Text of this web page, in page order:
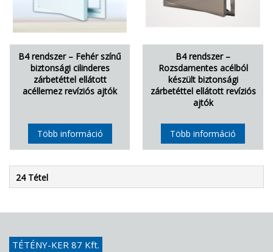
B4 rendszer – Fehér színű
biztonsági cilinderes
zárbetéttel ellátott
acéllemez revíziós ajtók
Több információ
B4 rendszer –
Rozsdamentes acélból
készült biztonsági
zárbetéttel ellátott revíziós
ajtók
Több információ
24 Tétel
TÉTÉNY-KER 87 Kft.